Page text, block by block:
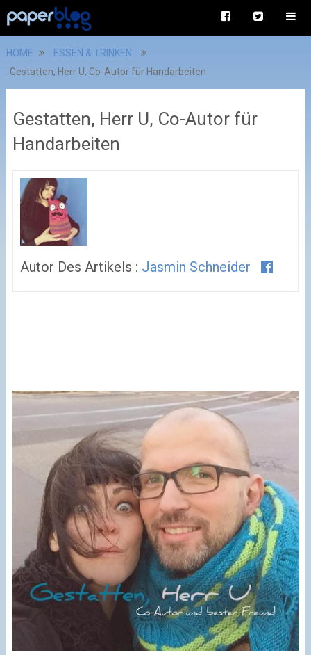
HOME
ESSEN & TRINKEN
Gestatten, Herr U, Co-Autor für Handarbeiten
Gestatten, Herr U, Co-Autor für
Handarbeiten
Autor Des Artikels : Jasmin Schneider